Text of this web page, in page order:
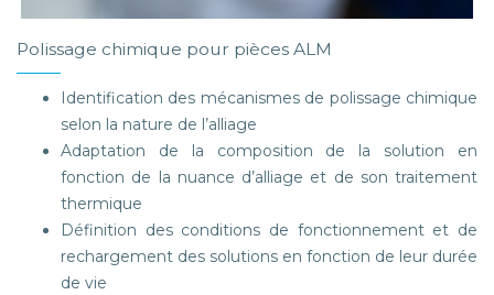
Polissage chimique pour pièces ALM
Identification des mécanismes de polissage chimique
selon la nature de l’alliage
Adaptation de la composition de la solution en
fonction de la nuance d’alliage et de son traitement
thermique
Définition des conditions de fonctionnement et de
rechargement des solutions en fonction de leur durée
de vie